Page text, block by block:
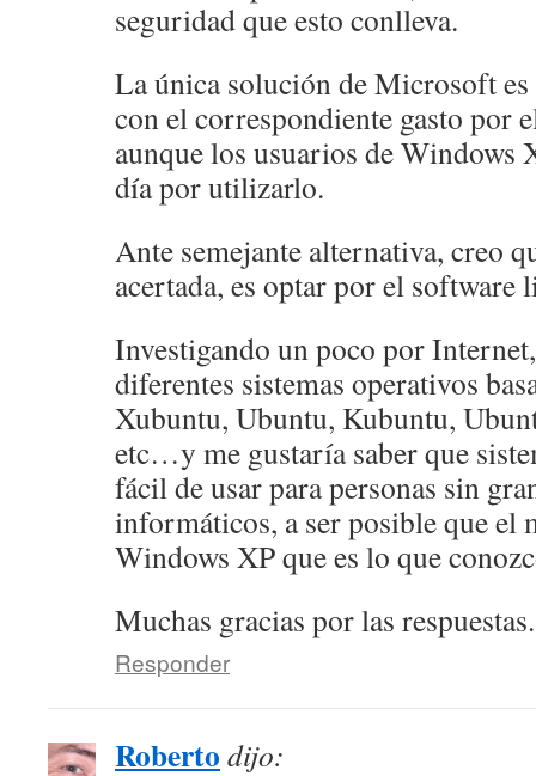
seguridad que esto conlleva.
La única solución de Microsoft es
con el correspondiente gasto por
aunque los usuarios de Windows
día por utilizarlo.
Ante semejante alternativa, creo
acertada, es optar por el software
Investigando un poco por
diferentes sistemas operativos
Xubuntu, Ubuntu, Kubuntu,
etc…y me gustaría saber que
fácil de usar para personas sin
informáticos, a ser posible que el
Windows XP que es lo que
Muchas gracias por las respuestas.
Responder
Roberto dijo: